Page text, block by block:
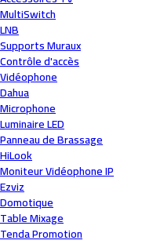
MultiSwitch
LNB
Supports Muraux
Contrôle d'accès
Vidéophone
Dahua
Microphone
Luminaire LED
Panneau de Brassage
HiLook
Moniteur Vidéophone IP
Ezviz
Domotique
Table Mixage
Tenda Promotion